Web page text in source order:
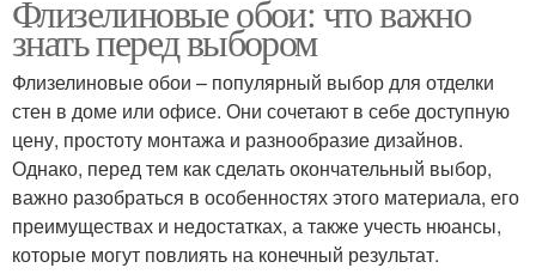
Флизелиновые обои: что важно
знать перед выбором
Флизелиновые обои – популярный выбор для отделки
стен в доме или офисе. Они сочетают в себе доступную
цену, простоту монтажа и разнообразие дизайнов.
Однако, перед тем как сделать окончательный выбор,
важно разобраться в особенностях этого материала, его
преимуществах и недостатках, а также учесть нюансы,
которые могут повлиять на конечный результат.